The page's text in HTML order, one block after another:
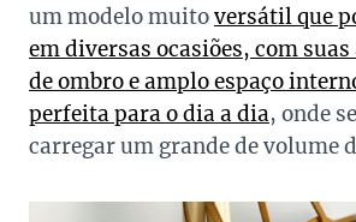
um modelo muitoversátil que
em diversas ocasiões, com
de ombro e amplo espaço
perfeita para o dia a dia, onde
carregar um grande de volume